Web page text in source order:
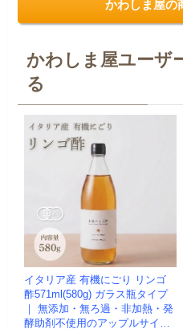
かわしま屋の
かわしま屋ユーザ
る
イタリア産 有機にごり リンゴ
酢571ml(580g) ガラス瓶タイプ
｜ 無添加・無ろ過・非加熱・発
酵助剤不使用のアップルサイダ